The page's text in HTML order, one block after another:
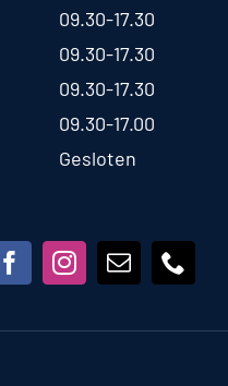
09.30-17.30
09.30-17.30
09.30-17.30
09.30-17.00
Gesloten